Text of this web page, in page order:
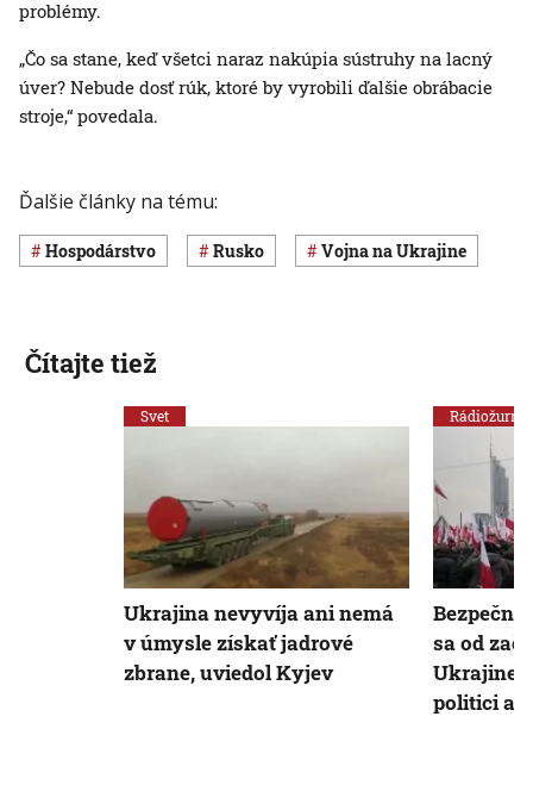
problémy.
„Čo sa stane, keď všetci naraz nakúpia sústruhy na lacný
úver? Nebude dosť rúk, ktoré by vyrobili ďalšie obrábacie
stroje,“ povedala.
Ďalšie články na tému:
hospodárstvo Rusko vojna na Ukrajine
Čítajte tiež
Svet
Ukrajina nevyvíja ani nemá
v úmysle získať jadrové
zbrane, uviedol Kyjev
Rádiožurnál
sa od
Ukrajine
politici aj